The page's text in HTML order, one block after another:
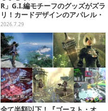
R」G.I.編モチーフのグッズがズラ
リ！カードデザインのアパレル・
雑貨、ゴレイヌの「オレが3人分
になる…」も
2026.7.29